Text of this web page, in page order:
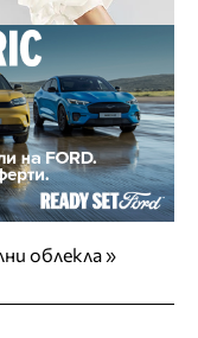
облекла»